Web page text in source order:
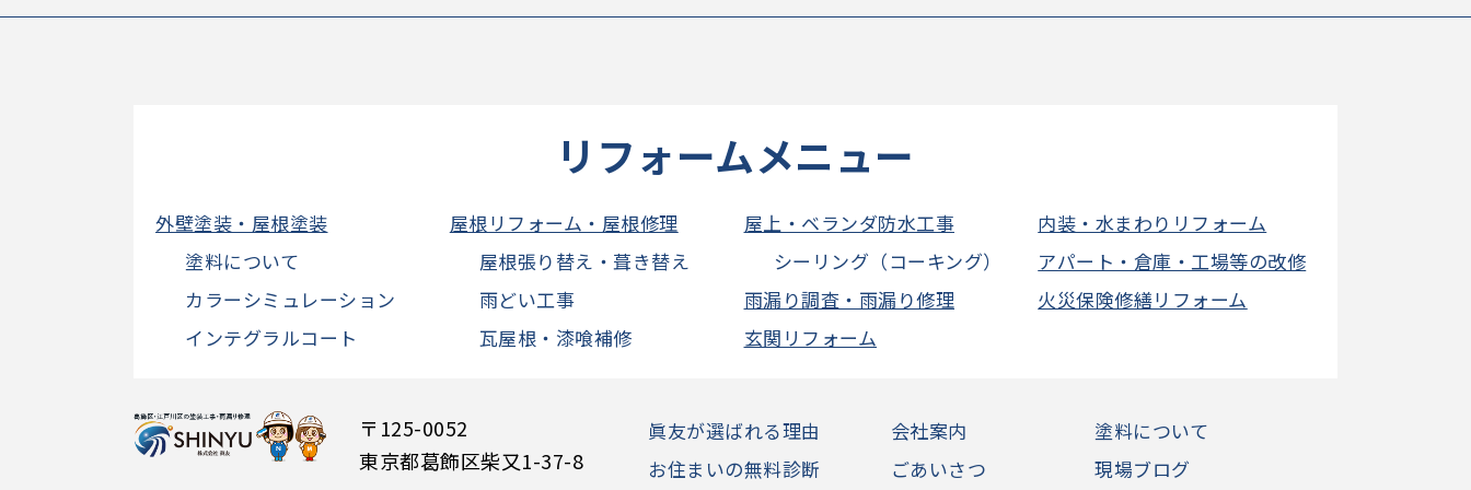
リフォームメニュー
外壁塗装・屋根塗装
塗料について
カラーシミュレーション
インテグラルコート
屋根リフォーム・屋根修理
屋根張り替え・葺き替え
雨どい工事
瓦屋根・漆喰補修
屋上・ベランダ防水工事
シーリング（コーキング）
雨漏り調査・雨漏り修理
玄関リフォーム
内装・水まわりリフォーム
アパート・倉庫・工場等の改修
火災保険修繕リフォーム
〒125-0052
東京都葛飾区柴又1-37-8
眞友が選ばれる理由
お住まいの無料診断
会社案内
ごあいさつ
塗料について
現場ブログ